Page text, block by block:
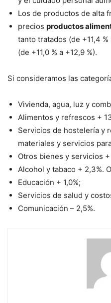
Los de productos de alta
precios productos
tanto tratados (de +11,4
(de +11,0 % a +12,9 %).
Si consideramos las
Vivienda, agua, luz y
Alimentos y refrescos +
Servicios de hostelería y
materiales y servicios
Otros bienes y servicios +
Alcohol y tabaco + 2,3%.
Educación + 1,0%;
Servicios de salud y
Comunicación – 2,5%.